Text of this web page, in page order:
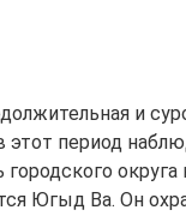
и
этот период
городского
Югыд Ва. Он